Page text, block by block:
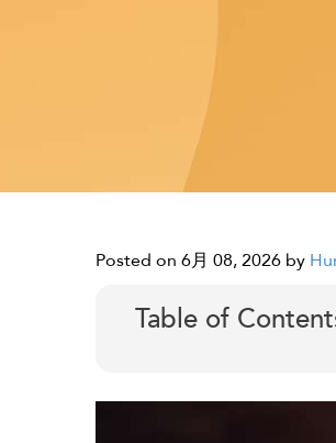
Posted on 6月 08, 2026 by
Table of